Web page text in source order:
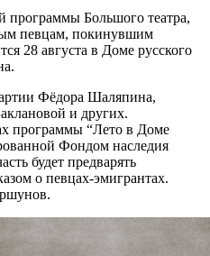
Большого театра,
певцам, покинувшим
28 августа в Доме русского
Фёдора Шаляпина,
и других.
программы “Лето в Доме
Фондом наследия
будет предварять
о певцах-эмигрантах.